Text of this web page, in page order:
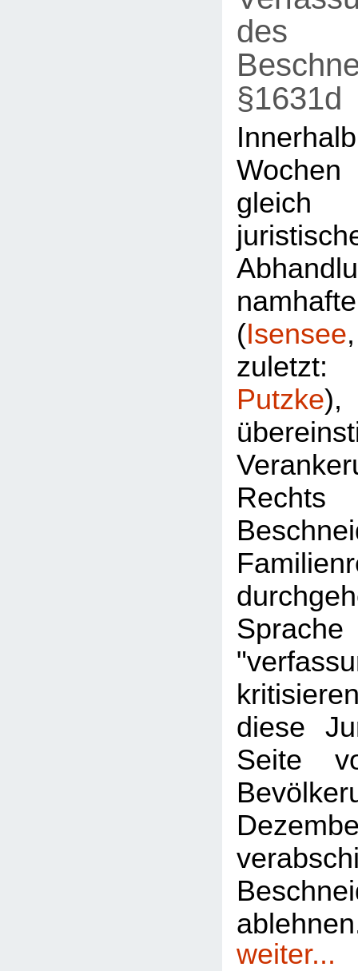
des
§1631d
(Isensee
Putzke
diese
Seite
weiter...